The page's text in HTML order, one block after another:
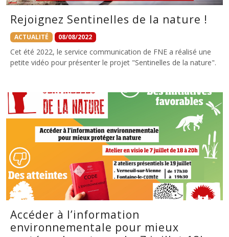
Rejoignez Sentinelles de la nature !
ACTUALITÉ 08/08/2022
Cet été 2022, le service communication de FNE a réalisé une
petite vidéo pour présenter le projet "Sentinelles de la nature".
Accéder à l’information
environnementale pour mieux